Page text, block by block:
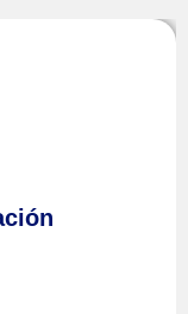
confíe en
sus